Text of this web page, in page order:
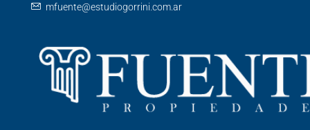
mfuente@estudiogorrini.com.ar